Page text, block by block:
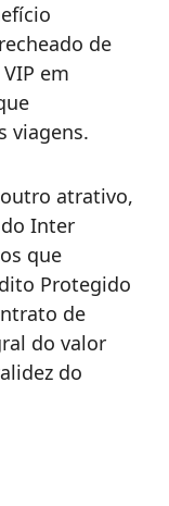
de
em
viagens.
atrativo,
Inter
que
Protegido
de
do valor
do